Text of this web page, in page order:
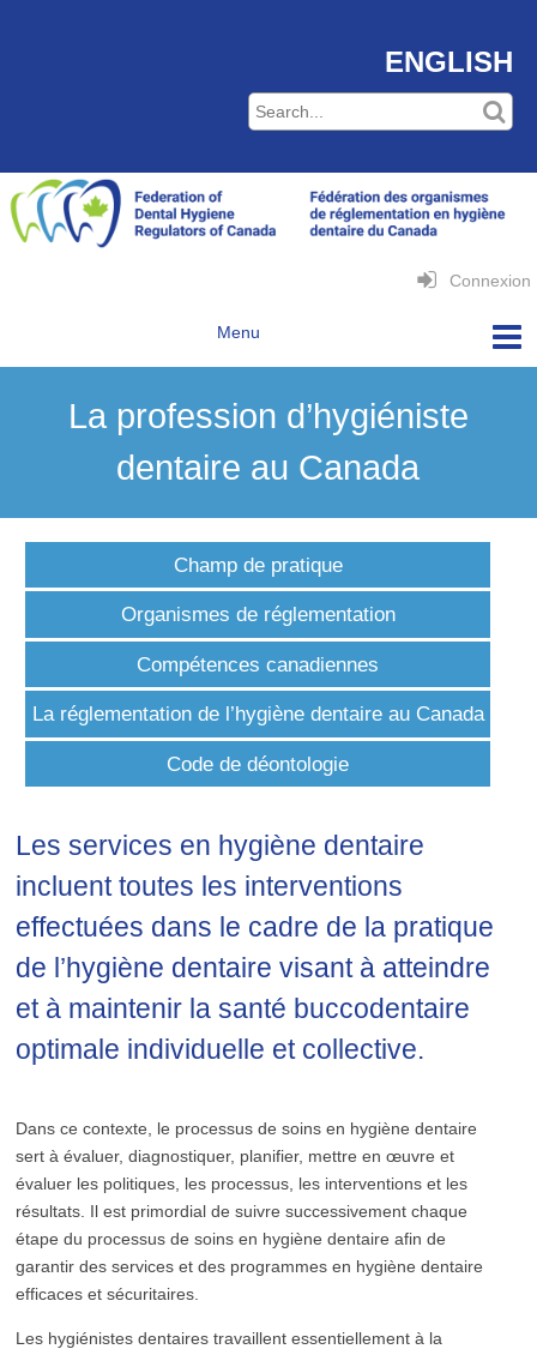
ENGLISH
Connexion
La profession d’hygiéniste
dentaire au Canada
Champ de pratique
Organismes de réglementation
Compétences canadiennes
La réglementation de l’hygiène dentaire au Canada
Code de déontologie
Les services en hygiène dentaire
incluent toutes les interventions
effectuées dans le cadre de la pratique
de l’hygiène dentaire visant à atteindre
et à maintenir la santé buccodentaire
optimale individuelle et collective.
Dans ce contexte, le processus de soins en hygiène dentaire
sert à évaluer, diagnostiquer, planifier, mettre en œuvre et
évaluer les politiques, les processus, les interventions et les
résultats. Il est primordial de suivre successivement chaque
étape du processus de soins en hygiène dentaire afin de
garantir des services et des programmes en hygiène dentaire
efficaces et sécuritaires.
Les hygiénistes dentaires travaillent essentiellement à la